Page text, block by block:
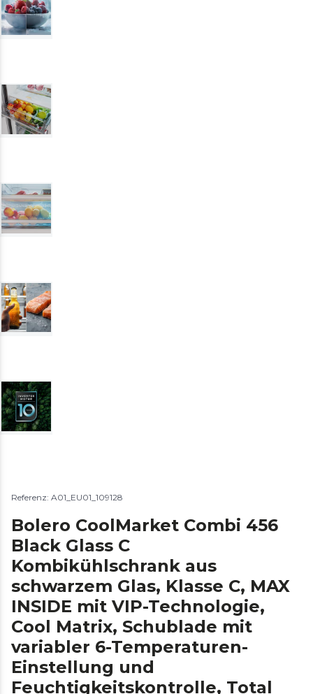
Referenz: A01_EU01_109128
Bolero CoolMarket Combi 456
Black Glass C
Kombikühlschrank aus
schwarzem Glas, Klasse C, MAX
INSIDE mit VIP-Technologie,
Cool Matrix, Schublade mit
variabler 6-Temperaturen-
Einstellung und
Feuchtigkeitskontrolle, Total